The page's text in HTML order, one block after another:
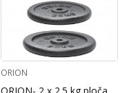
ORION